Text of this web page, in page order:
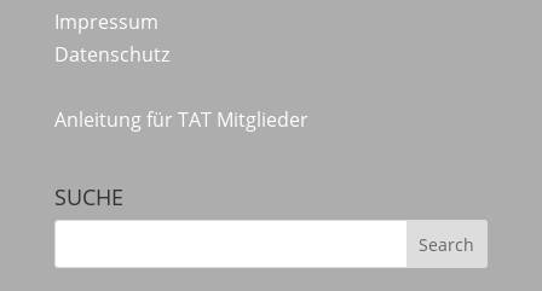
Impressum
Datenschutz
Anleitung für TAT Mitglieder
SUCHE